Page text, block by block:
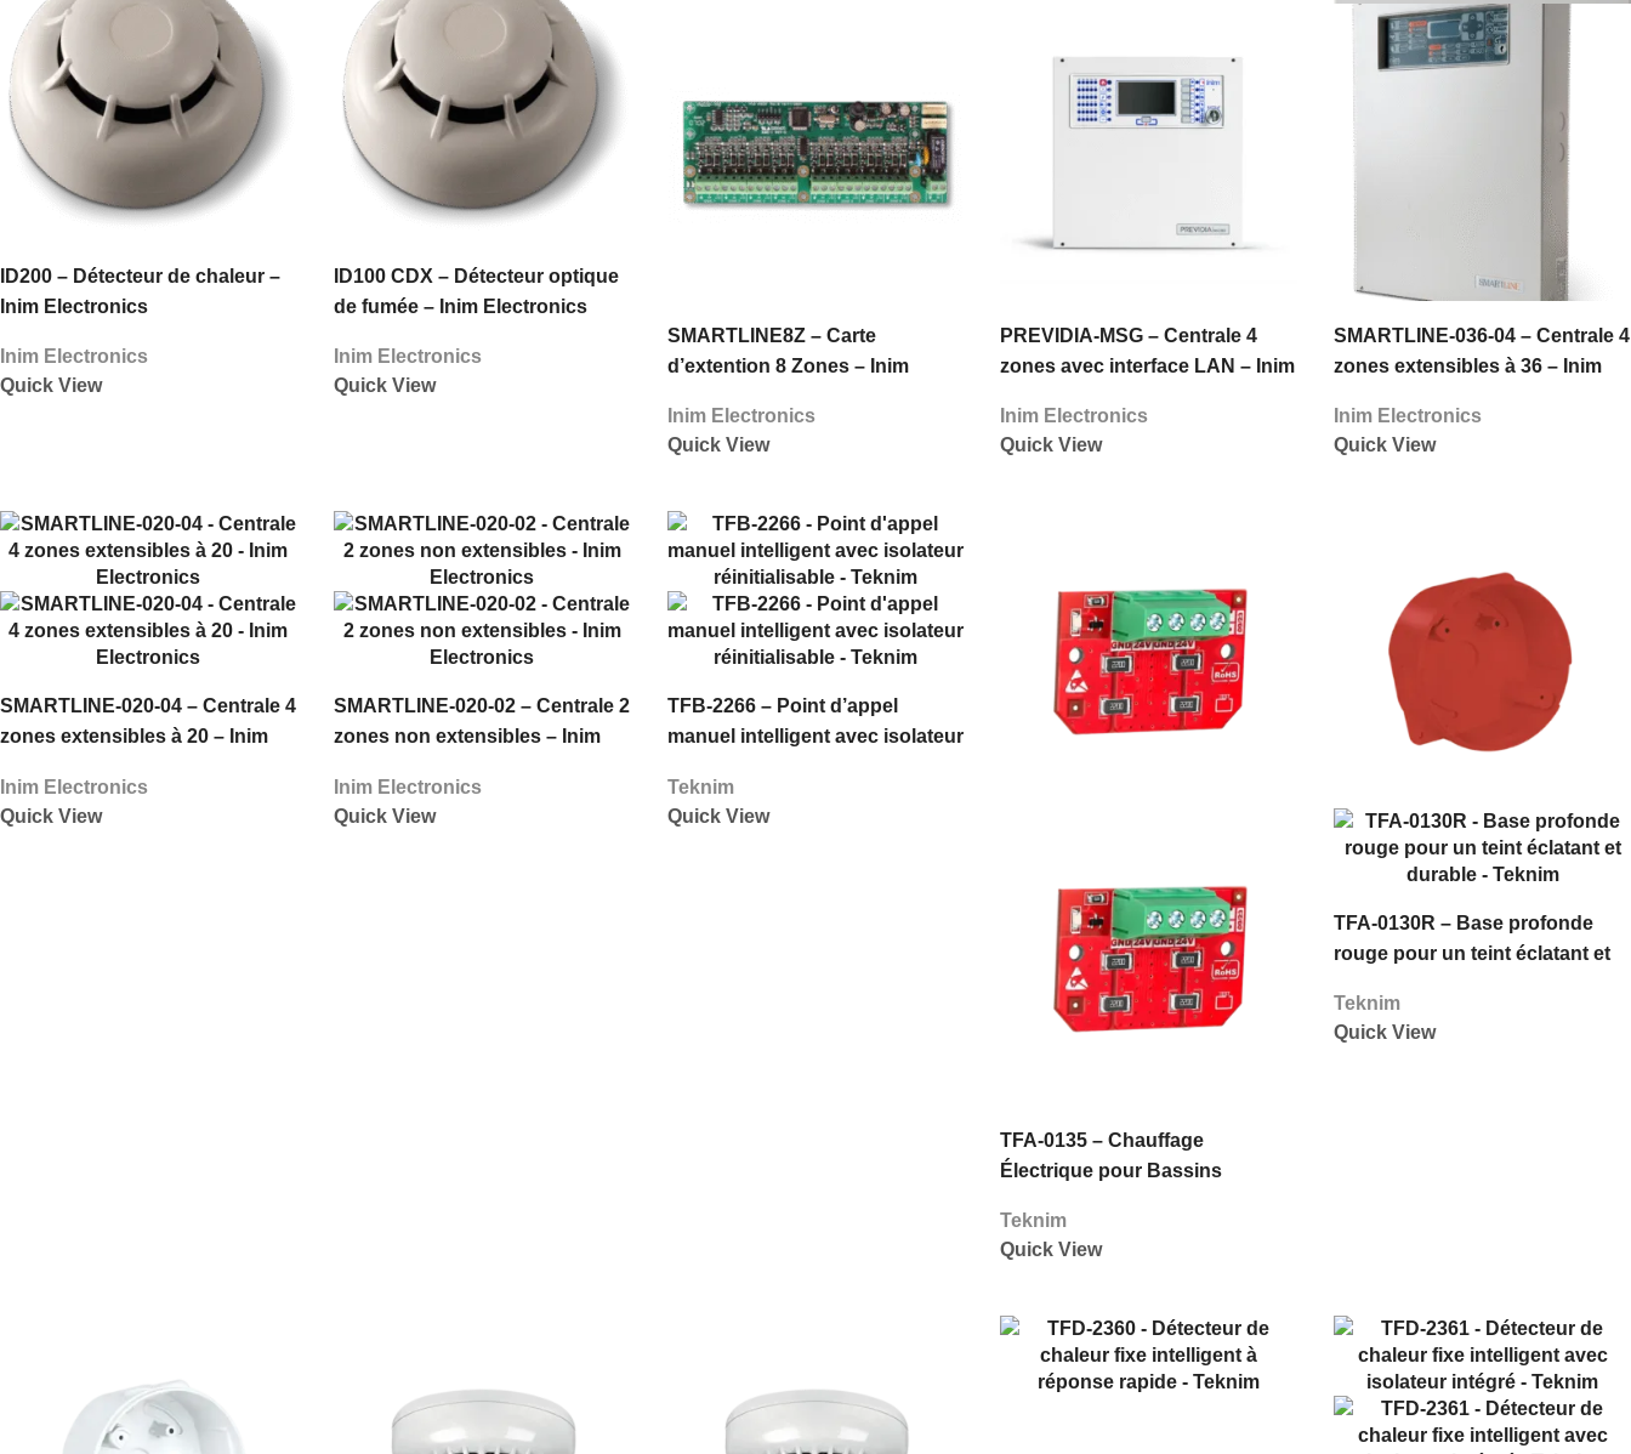
ID200 – Détecteur de chaleur –
Inim Electronics
Inim Electronics
Quick View
ID100 CDX – Détecteur optique
de fumée – Inim Electronics
Inim Electronics
Quick View
SMARTLINE8Z – Carte
d’extention 8 Zones – Inim
Inim Electronics
Quick View
PREVIDIA-MSG – Centrale 4
zones avec interface LAN – Inim
Inim Electronics
Quick View
SMARTLINE-036-04 – Centrale 4
zones extensibles à 36 – Inim
Inim Electronics
Quick View
SMARTLINE-020-04 – Centrale 4
zones extensibles à 20 – Inim
Inim Electronics
Quick View
SMARTLINE-020-02 – Centrale 2
zones non extensibles – Inim
Inim Electronics
Quick View
TFB-2266 – Point d’appel
manuel intelligent avec isolateur
Teknim
Quick View
TFA-0135 – Chauffage
Électrique pour Bassins
Teknim
Teknim
Quick View
TFA-0130R – Base profonde
rouge pour un teint éclatant et
Teknim
Quick View